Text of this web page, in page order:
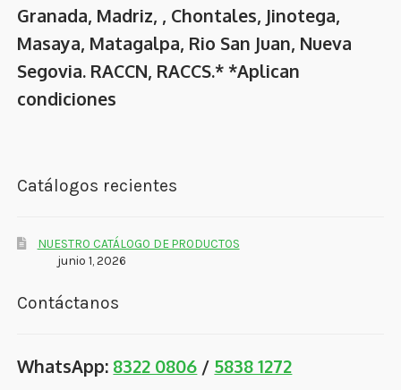
Granada, Madriz, , Chontales, Jinotega,
Masaya, Matagalpa, Rio San Juan, Nueva
Segovia. RACCN, RACCS.* *Aplican
condiciones
Catálogos recientes
NUESTRO CATÁLOGO DE PRODUCTOS
junio 1, 2026
Contáctanos
WhatsApp: 8322 0806 / 5838 1272